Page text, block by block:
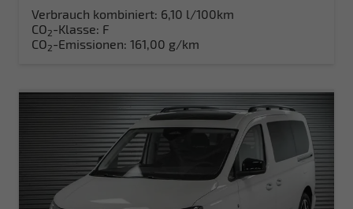
Verbrauch kombiniert: 6,10 l/100km
CO2-Klasse: F
CO2-Emissionen: 161,00 g/km